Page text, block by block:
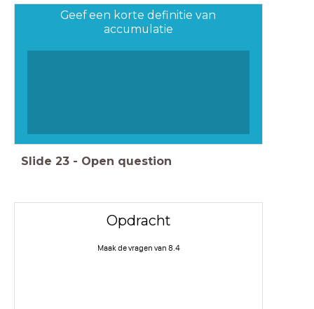
Geef een korte definitie van
accumulatie
Slide 23 - Open question
Opdracht
Maak de vragen van 8.4